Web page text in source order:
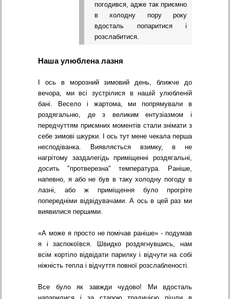
погодився, адже так приємно
в холодну пору року
вдосталь попаритися і
розслабитися.
Наша улюблена лазня
І ось в морозний зимовий день, ближче до
вечора, ми всі зустрілися в нашій улюбленій
бані. Весело і жартома, ми попрямували в
роздягальню, де з великим ентузіазмом і
передчуттям приємних моментів стали знімати з
себе зимові шкурки. І ось тут мене чекала перша
несподіванка. Виявляється взимку, в не
нагрітому заздалегідь приміщенні роздягальні,
досить "протверезна" температура. Раніше,
напевно, я або не був в таку холодну погоду в
лазні, або ж приміщення було прогріте
попередніми відвідувачами. А ось в цей раз ми
виявилися першими.
«А може я просто не помічав раніше» - подумав
я і заспокоївся. Швидко роздягнувшись, нам
всім кортіло відвідати парилку і відчути на собі
ніжність тепла і відчуття повної розслабленості.
Все було як завжди чудово! Ми вдосталь